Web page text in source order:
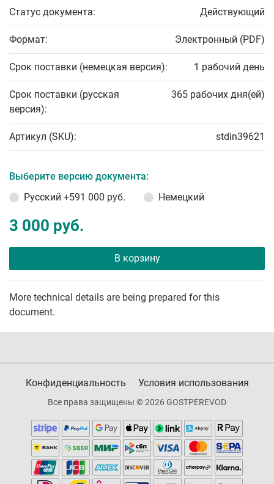
Статус документа: Действующий
Формат: Электронный (PDF)
Срок поставки (немецкая версия): 1 рабочий день
Срок поставки (русская
версия):
365 рабочих дня(ей)
Артикул (SKU): stdin39621
Выберите версию документа:
Русский +591 000 руб. Немецкий
3 000 руб.
В корзину
More technical details are being prepared for this
document.
Конфиденциальность Условия использования
Все права защищены © 2026 GOSTPEREVOD